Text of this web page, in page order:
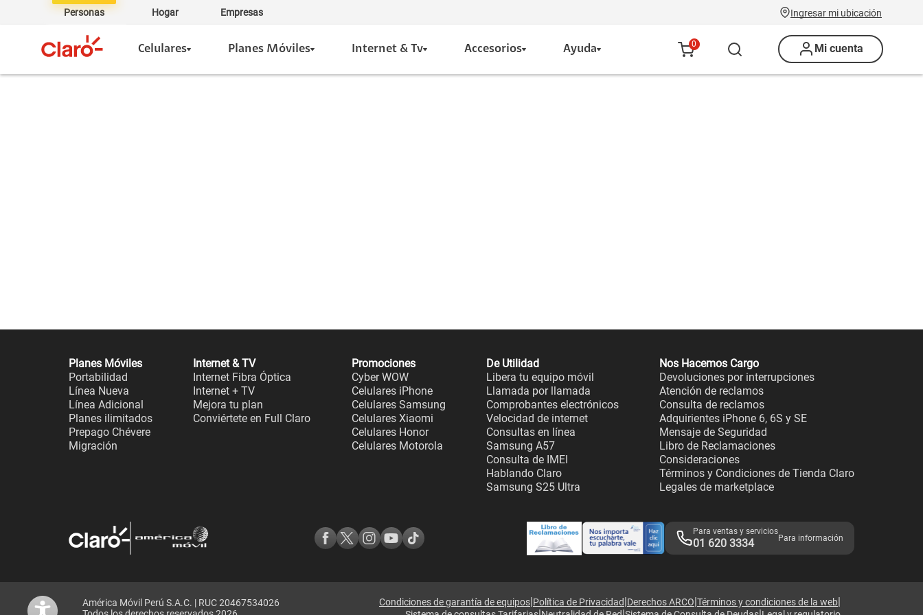
Personas Hogar Empresas Ingresar mi ubicación
Celulares Planes Móviles Internet & Tv Accesorios Ayuda 0 Mi cuenta
Planes Móviles
Portabilidad
Línea Nueva
Línea Adicional
Planes ilimitados
Prepago Chévere
Migración
Internet & TV
Internet Fibra Óptica
Internet + TV
Mejora tu plan
Conviértete en Full Claro
Promociones
Cyber WOW
Celulares iPhone
Celulares Samsung
Celulares Xiaomi
Celulares Honor
Celulares Motorola
De Utilidad
Libera tu equipo móvil
Llamada por llamada
Comprobantes electrónicos
Velocidad de internet
Consultas en línea
Samsung A57
Consulta de IMEI
Hablando Claro
Samsung S25 Ultra
Nos Hacemos Cargo
Devoluciones por interrupciones
Atención de reclamos
Consulta de reclamos
Adquirientes iPhone 6, 6S y SE
Mensaje de Seguridad
Libro de Reclamaciones
Consideraciones
Términos y Condiciones de Tienda Claro
Legales de marketplace
Para ventas y servicios
01 620 3334 Para información
América Móvil Perú S.A.C. | RUC 20467534026
Condiciones de garantía de equipos|Política de Privacidad|Derechos ARCO|Términos y condiciones de la web|